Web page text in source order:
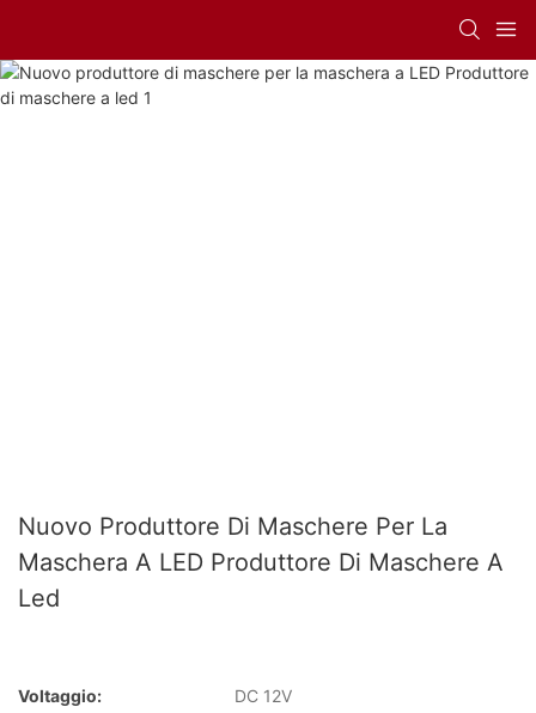
Nuovo Produttore Di Maschere Per La
Maschera A LED Produttore Di Maschere A
Led
Voltaggio:
DC 12V